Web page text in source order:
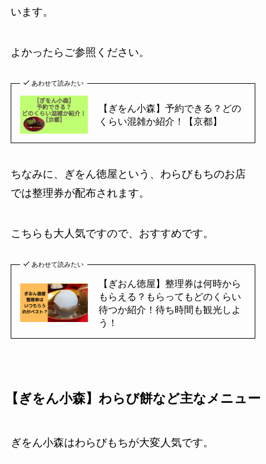
います。
よかったらご参照ください。
あわせて読みたい
【ぎをん小森】予約できる？どの
くらい混雑か紹介！【京都】
ちなみに、ぎをん徳屋という、わらびもちのお店
では整理券が配布されます。
こちらも大人気ですので、おすすめです。
あわせて読みたい
【ぎおん徳屋】整理券は何時から
もらえる？もらってもどのくらい
待つか紹介！待ち時間も観光しよ
う！
【ぎをん小森】わらび餅など主なメニュー
ぎをん小森はわらびもちが大変人気です。